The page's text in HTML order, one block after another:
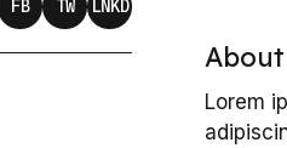
FB TW LNKD
About
Lorem